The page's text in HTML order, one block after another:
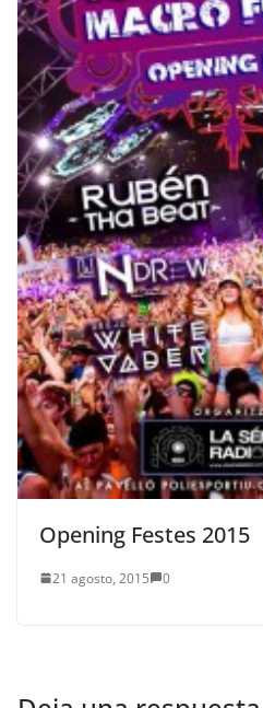
Opening Festes 2015
21 agosto, 2015 0